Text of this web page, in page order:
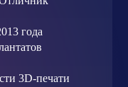
года
3D-печати